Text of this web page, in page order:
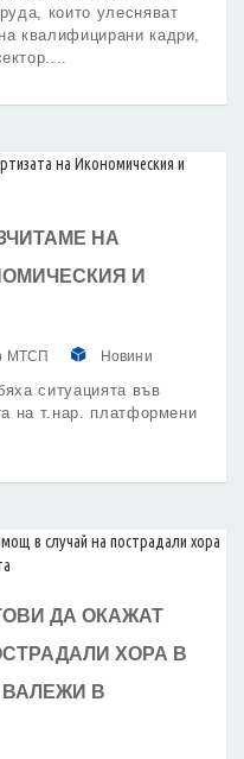
които улесняват
квалифицирани кадри,
НА
И
МТСП Новини
ситуацията във
на т.нар. платформени
ДА ОКАЖАТ
ХОРА В
ВАЛЕЖИ В